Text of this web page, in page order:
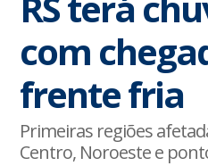
com
frente fria
Primeiras regiões
Centro, Noroeste e